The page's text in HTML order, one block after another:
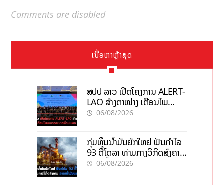
Comments are disabled
ເນື້ອຫາຫຼ້າສຸດ
ສປປ ລາວ ເປີດໂຄງການ ALERT-
LAO ສ້າງຕາໜ່າງ ເຕືອນໄພ
ພະຍາດລະບາດທົ່ວປະເທດ
06/08/2026
ກຸ່ມທຶນນ້ຳມັນຍັກໃຫຍ່ ຟັນກຳໄລ
93 ຕື້ໂດລາ ທ່າມກາງວິກິດສົງຄາມ
ລາຄານໍ້າມັນແພງ
06/08/2026